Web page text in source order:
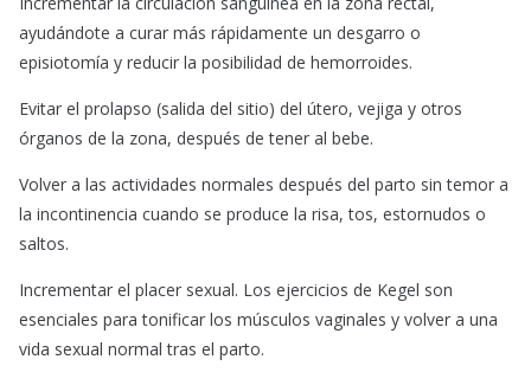
ayudándote a curar más rápidamente un desgarro o
episiotomía y reducir la posibilidad de hemorroides.
Evitar el prolapso (salida del sitio) del útero, vejiga y otros
órganos de la zona, después de tener al bebe.
Volver a las actividades normales después del parto sin temor a
la incontinencia cuando se produce la risa, tos, estornudos o
saltos.
Incrementar el placer sexual. Los ejercicios de Kegel son
esenciales para tonificar los músculos vaginales y volver a una
vida sexual normal tras el parto.